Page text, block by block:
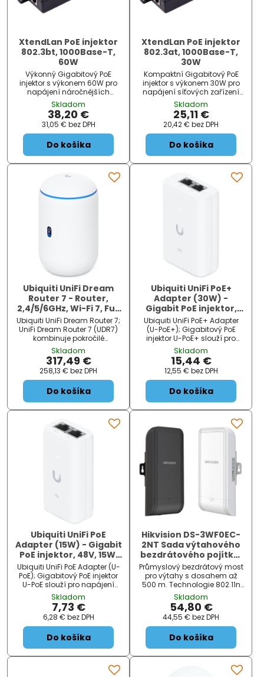
XtendLan PoE injektor
802.3bt, 1000Base-T,
60W
Výkonný Gigabitový PoE
injektor s výkonem 60W pro
napájení náročnějších
síťových zařízení standardu
IEEE 802.3af/at. Duální
napájecí režim Mode A/B,
dosah až 100m, LED indikace,
rozměry 143×57×40mm.
Skladom
38,20 €
31,05 € bez DPH
Do košíka
XtendLan PoE injektor
802.3at, 1000Base-T,
30W
Kompaktní Gigabitový PoE
injektor s výkonem 30W pro
napájení síťových zařízení
standardu IEEE 802.3af/at.
Dosah až 100m, LED indikace,
ochranné prvky proti přepětí
a zkratu, rozměry
143×57×40mm.
Skladom
25,11 €
20,42 € bez DPH
Do košíka
Ubiquiti UniFi Dream
Router 7 - Router,
2,4/5/6GHz, Wi-Fi 7, Full
UniFi OS, IDS/IPS, 4x
2.5GbE, 1x SFP+, 1x
PoE(15W)
Ubiquiti UniFi Dream Router 7;
UniFi Dream Router 7 (UDR7)
kombinuje pokročilé
bezpečnostní funkce s
vysokým výkonem
routování/přepínání a
sjednocuje tak router, Wi-Fi 7
access point, bezpečnostní
bránu a PoE switch. Toto
zařízení podporuje všechny
ap...
Skladom
317,49 €
258,13 € bez DPH
Do košíka
Ubiquiti UniFi PoE+
Adapter (30W) -
Gigabit PoE injektor,
48V, 30W, včetně
napájecího kabelu
Ubiquiti UniFi PoE+ Adapter
(U-PoE+); Gigabitový PoE
injektor U-PoE+ slouží pro
napájení všech zařízení, které
v sobě mají zabudovaný PoE
extraktor a podporují PoE
napájení 48 V DC se
spotřebou do 30 W . Výkon až
30 W; Určeno např. pro U6-LR,
U6-IW, U...
Skladom
15,44 €
12,55 € bez DPH
Do košíka
Ubiquiti UniFi PoE
Adapter (15W) - Gigabit
PoE injektor, 48V, 15W,
včetně napájecího
kabelu
Ubiquiti UniFi PoE Adapter (U-
PoE); Gigabitový PoE injektor
U-PoE slouží pro napájení
všech zařízení, které v sobě
mají zabudovaný PoE
extraktor a podporují PoE
napájení 48 V DC se
spotřebou do 15 W . Výkon až
15 W; Určeno např. pro UK-
Ultra, U6-IW, U...
Skladom
7,73 €
6,28 € bez DPH
Do košíka
Hikvision DS-3WF0EC-
2NT Sada výtahového
bezdrátového pojítka;
propustnost 300Mbps;
dosah 500m
Průmyslový bezdrátový most
pro výtahy s dosahem až
500 m. Technologie 802.11n
300 Mbps, integrované 7dBi
MIMO antény 2×2, krytí IP55,
pracovní teplota -30 až +70
°C. Ideální pro přenos HD
videa ve výtazích,
visualizovaná topologie,
real-time alarmy.
Skladom
54,80 €
44,55 € bez DPH
Do košíka